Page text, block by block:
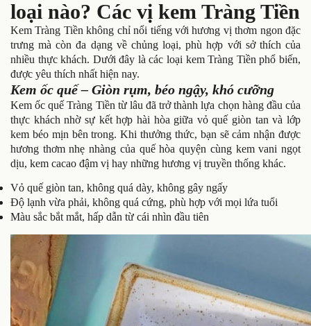
loại nào? Các vị kem Tràng Tiền
Kem Tràng Tiền không chỉ nổi tiếng với hương vị thơm ngon đặc
trưng mà còn đa dạng về chủng loại, phù hợp với sở thích của
nhiều thực khách. Dưới đây là các loại kem Tràng Tiền phổ biến,
được yêu thích nhất hiện nay.
Kem ốc quế – Giòn rụm, béo ngậy, khó cưỡng
Kem ốc quế Tràng Tiền từ lâu đã trở thành lựa chọn hàng đầu của
thực khách nhờ sự kết hợp hài hòa giữa vỏ quế giòn tan và lớp
kem béo mịn bên trong. Khi thưởng thức, bạn sẽ cảm nhận được
hương thơm nhẹ nhàng của quế hòa quyện cùng kem vani ngọt
dịu, kem cacao đậm vị hay những hương vị truyền thống khác.
Vỏ quế giòn tan, không quá dày, không gây ngấy
Độ lạnh vừa phải, không quá cứng, phù hợp với mọi lứa tuổi
Màu sắc bắt mắt, hấp dẫn từ cái nhìn đầu tiên